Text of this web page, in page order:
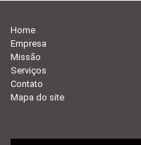
Home
Empresa
Missão
Serviços
Contato
Mapa do site